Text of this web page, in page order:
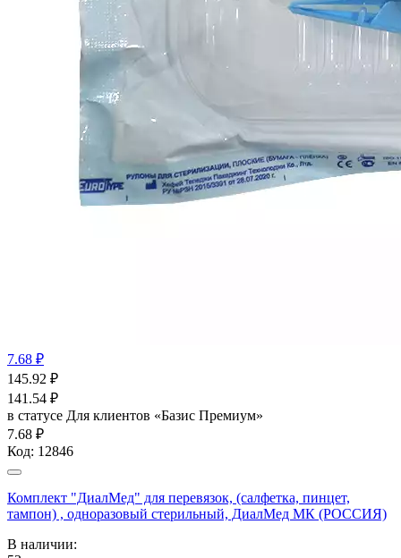
7.68 ₽
145.92 ₽
141.54 ₽
в статусе Для клиентов «Базис Премиум»
7.68 ₽
Код: 12846
Комплект "ДиалМед" для перевязок, (салфетка, пинцет,
тампон) , одноразовый стерильный, ДиалМед МК (РОССИЯ)
В наличии: